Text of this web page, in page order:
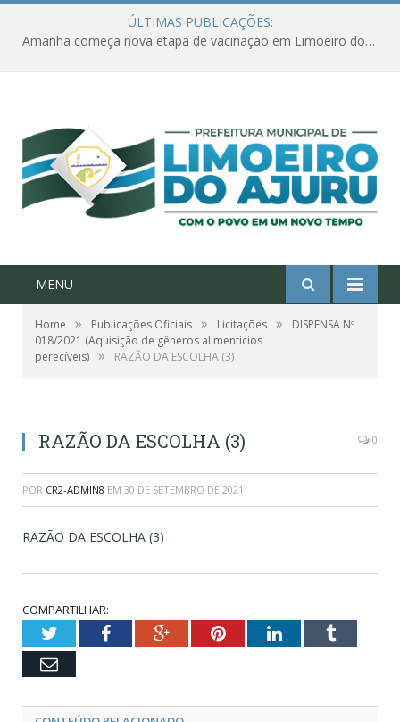
ÚLTIMAS PUBLICAÇÕES:
Amanhã começa nova etapa de vacinação em Limoeiro do Ajuru para idosos com 65 ou mais
MENU
Home » Publicações Oficiais » Licitações »
DISPENSA Nº
018/2021 (Aquisição de gêneros alimentícios
perecíveis) » RAZÃO DA ESCOLHA (3)
RAZÃO DA ESCOLHA (3) 0
POR CR2-ADMIN8 EM 30 DE SETEMBRO DE 2021
RAZÃO DA ESCOLHA (3)
COMPARTILHAR:
TwitterFacebookGoogle+PinterestLinkedInTumblr
Email